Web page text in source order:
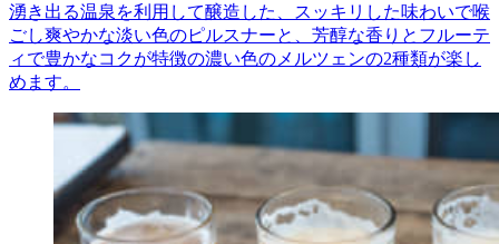
湧き出る温泉を利用して醸造した、スッキリした味わいで喉
ごし爽やかな淡い色のピルスナーと、芳醇な香りとフルーテ
ィで豊かなコクが特徴の濃い色のメルツェンの2種類が楽し
めます。